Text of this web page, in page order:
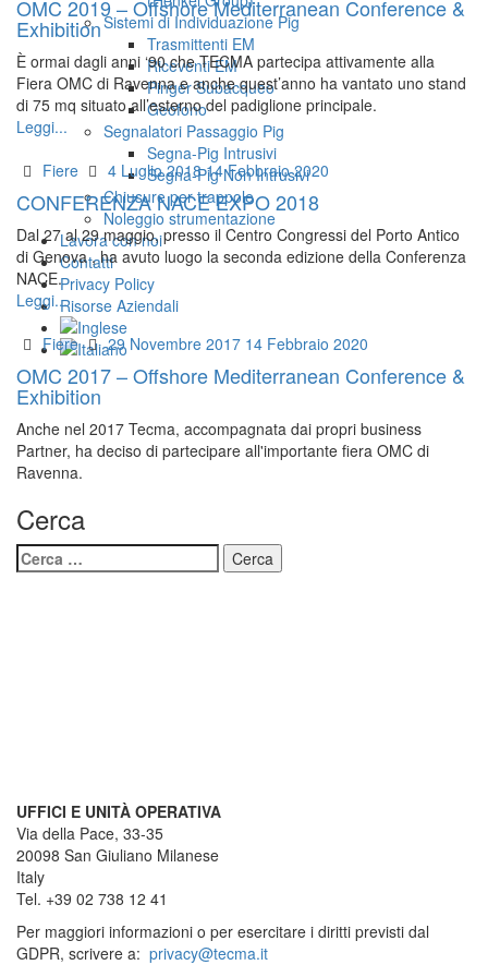
Sistemi di Individuazione Pig
Trasmittenti EM
Riceventi EM
Pinger Subacqueo
Geofono
Segnalatori Passaggio Pig
Segna-Pig Intrusivi
Segna-Pig Non Intrusivi
Chiusure per trappole
Noleggio strumentazione
Lavora con noi
Contatti
Privacy Policy
Risorse Aziendali
OMC 2019 – Offshore Mediterranean Conference &
Exhibition
È ormai dagli anni ‘90 che TECMA partecipa attivamente alla
Fiera OMC di Ravenna e anche quest’anno ha vantato uno stand
di 75 mq situato all’esterno del padiglione principale.
Leggi...
Categories
Fiere
Posted
on
4 Luglio 2018 14 Febbraio 2020
CONFERENZA NACE EXPO 2018
Dal 27 al 29 maggio, presso il Centro Congressi del Porto Antico
di Genova , ha avuto luogo la seconda edizione della Conferenza
NACE.
Leggi...
Categories
Fiere
Posted
on
29 Novembre 2017 14 Febbraio 2020
OMC 2017 – Offshore Mediterranean Conference &
Exhibition
Anche nel 2017 Tecma, accompagnata dai propri business
Partner, ha deciso di partecipare all'importante fiera OMC di
Ravenna.
Cerca
Ricerca
per:
UFFICI E UNITÀ OPERATIVA
Via della Pace, 33-35
20098 San Giuliano Milanese
Italy
Tel. +39 02 738 12 41
Per maggiori informazioni o per esercitare i diritti previsti dal
GDPR, scrivere a: privacy@tecma.it